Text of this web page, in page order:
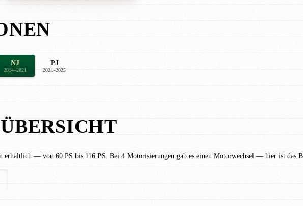
NJ
2014–2021
PJ
2021–2025
— von 60 PS bis 116 PS. Bei 4 Motorisierungen gab es einen Motorwechsel — hier ist das